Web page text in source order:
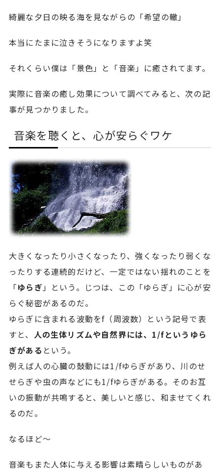
綺麗な夕日の映る海を見ながらの「希望の轍」
本当にたまに泣きそうになりますよ笑
それくらい僕は「景色」と「音楽」に癒されてます。
実際に音楽の癒し効果について調べてみると、次の記
事が見つかりました。
音楽を聴くと、心が安らぐワケ
大きくなったり小さくなったり、強くなったり弱くな
ったりする連続的だけど、一定ではない揺れのことを
「ゆらぎ」という。じつは、この「ゆらぎ」に心が安
らぐ秘密があるのだ。
ゆらぎに含まれる波動をf（周波数）という記号で表
すと、 人の生体リズムや自然界には、1/fというゆら
ぎがある という。
例えば人の心臓の鼓動には1/fゆらぎがあり、川のせ
せらぎや虫の声などにも1/fゆらぎがある。そのお互
いの振動が共鳴すると、美しいと感じ、和ませてくれ
るのだ。
なるほど〜
音楽もまた人体に与える影響は素晴らしいものがあ